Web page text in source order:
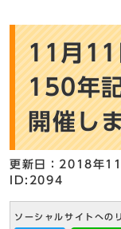
11月
150年
開催し
更新日：2018年
ID:2094
ソーシャルサイトへの